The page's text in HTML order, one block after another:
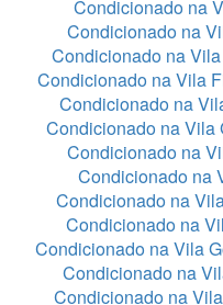
Condicionado na
Condicionado na
Condicionado na
Condicionado na Vila
Condicionado na
Condicionado na Vila
Condicionado na
Condicionado na
Condicionado na
Condicionado na
Condicionado na Vila
Condicionado na
Condicionado na